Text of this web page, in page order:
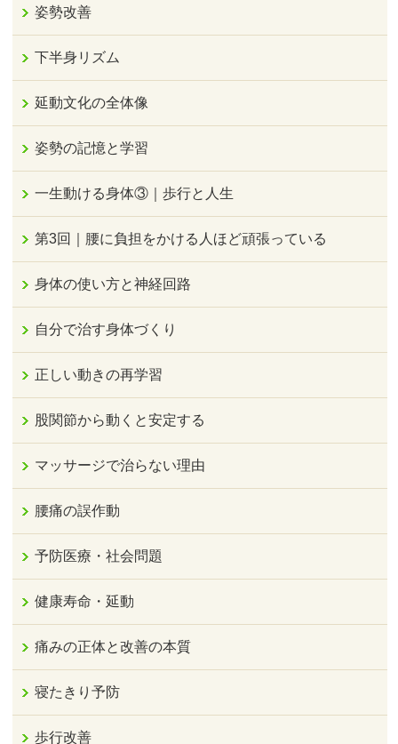
姿勢改善
下半身リズム
延動文化の全体像
姿勢の記憶と学習
一生動ける身体③｜歩行と人生
第3回｜腰に負担をかける人ほど頑張っている
身体の使い方と神経回路
自分で治す身体づくり
正しい動きの再学習
股関節から動くと安定する
マッサージで治らない理由
腰痛の誤作動
予防医療・社会問題
健康寿命・延動
痛みの正体と改善の本質
寝たきり予防
歩行改善